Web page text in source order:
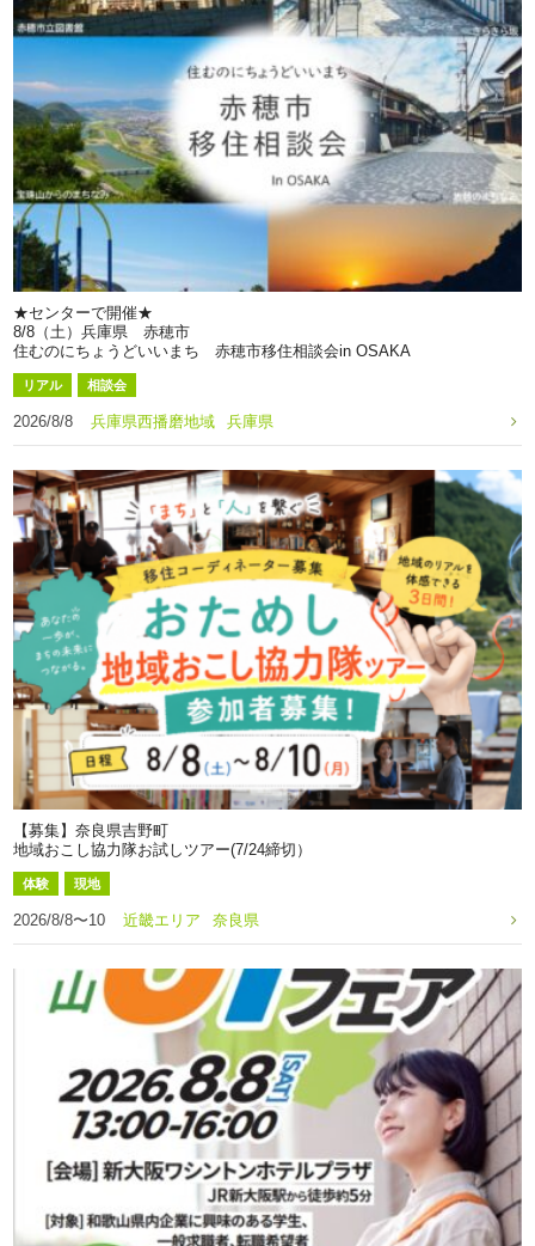
★センターで開催★
8/8（土）兵庫県 赤穂市
住むのにちょうどいいまち 赤穂市移住相談会in OSAKA
リアル 相談会
2026/8/8 兵庫県西播磨地域 兵庫県
【募集】奈良県吉野町
地域おこし協力隊お試しツアー(7/24締切）
体験 現地
2026/8/8〜10 近畿エリア 奈良県